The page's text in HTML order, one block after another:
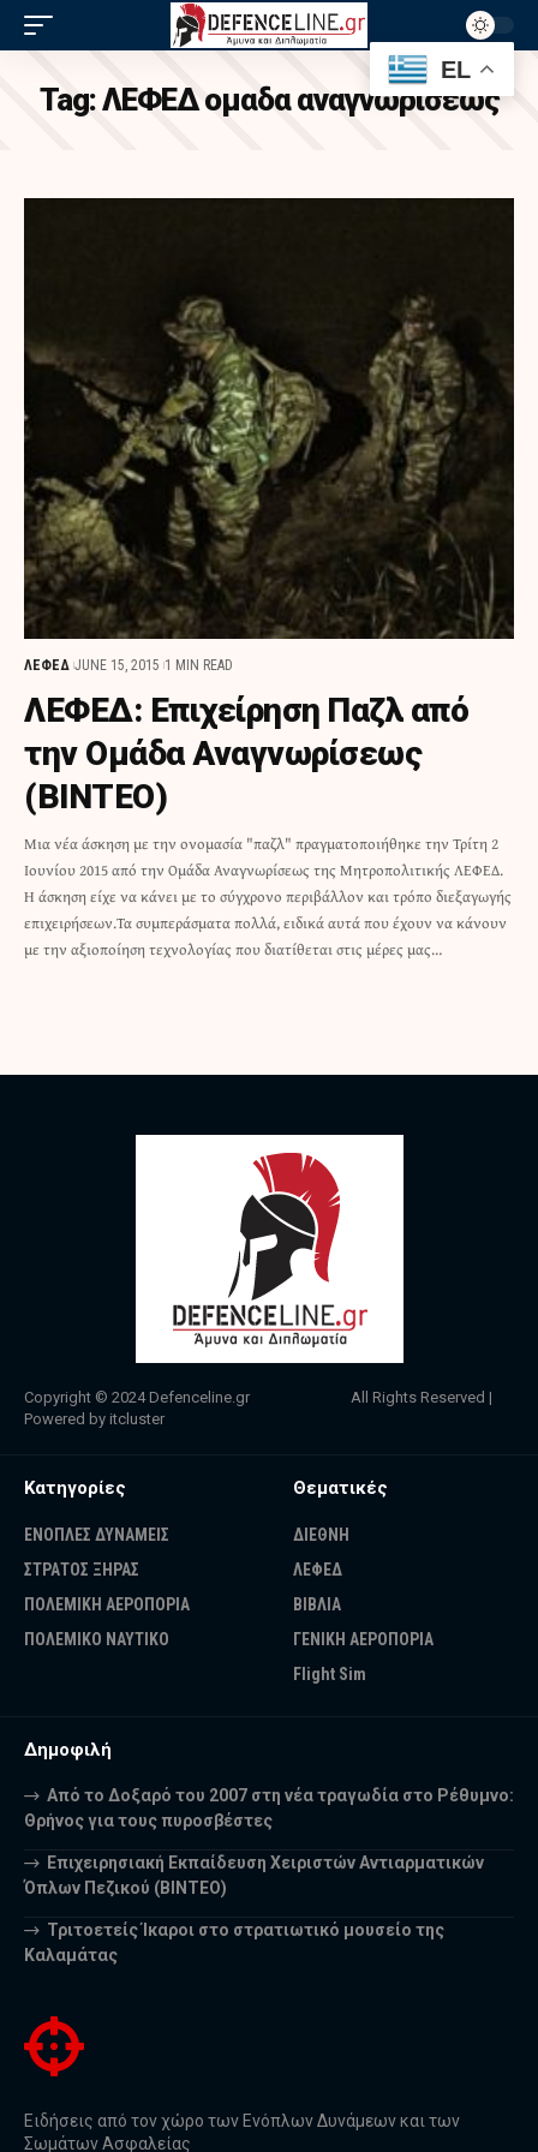
Tag:ΛΕΦΕΔ ομαδα αναγνωρισεως
ΛΕΦΕΔ JUNE 15, 2015 1 MIN READ
ΛΕΦΕΔ: Επιχείρηση Παζλ από
την Ομάδα Αναγνωρίσεως
(ΒΙΝΤΕΟ)
Μια νέα άσκηση με την ονομασία "παζλ" πραγματοποιήθηκε την Τρίτη 2
Ιουνίου 2015 από την Ομάδα Αναγνωρίσεως της Μητροπολιτικής ΛΕΦΕΔ.
Η άσκηση είχε να κάνει με το σύγχρονο περιβάλλον και τρόπο διεξαγωγής
επιχειρήσεων.Τα συμπεράσματα πολλά, ειδικά αυτά που έχουν να κάνουν
με την αξιοποίηση τεχνολογίας που διατίθεται στις μέρες μας…
Copyright © 2024 Defenceline.gr All Rights Reserved |
Powered by itcluster
Κατηγορίες
ΕΝΟΠΛΕΣ ΔΥΝΑΜΕΙΣ
ΣΤΡΑΤΟΣ ΞΗΡΑΣ
ΠΟΛΕΜΙΚΗ ΑΕΡΟΠΟΡΙΑ
ΠΟΛΕΜΙΚΟ ΝΑΥΤΙΚΟ
Θεματικές
ΔΙΕΘΝΗ
ΛΕΦΕΔ
ΒΙΒΛΙΑ
ΓΕΝΙΚΗ ΑΕΡΟΠΟΡΙΑ
Flight Sim
Δημοφιλή
Από το Δοξαρό του 2007 στη νέα τραγωδία στο Ρέθυμνο:
Θρήνος για τους πυροσβέστες
Επιχειρησιακή Εκπαίδευση Χειριστών Αντιαρματικών
Όπλων Πεζικού (ΒΙΝΤΕΟ)
Τριτοετείς Ίκαροι στο στρατιωτικό μουσείο της
Καλαμάτας
Ειδήσεις από τον χώρο των Ενόπλων Δυνάμεων και των
Σωμάτων Ασφαλείας
EL